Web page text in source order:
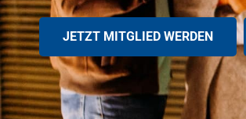
JETZT MITGLIED WERDEN